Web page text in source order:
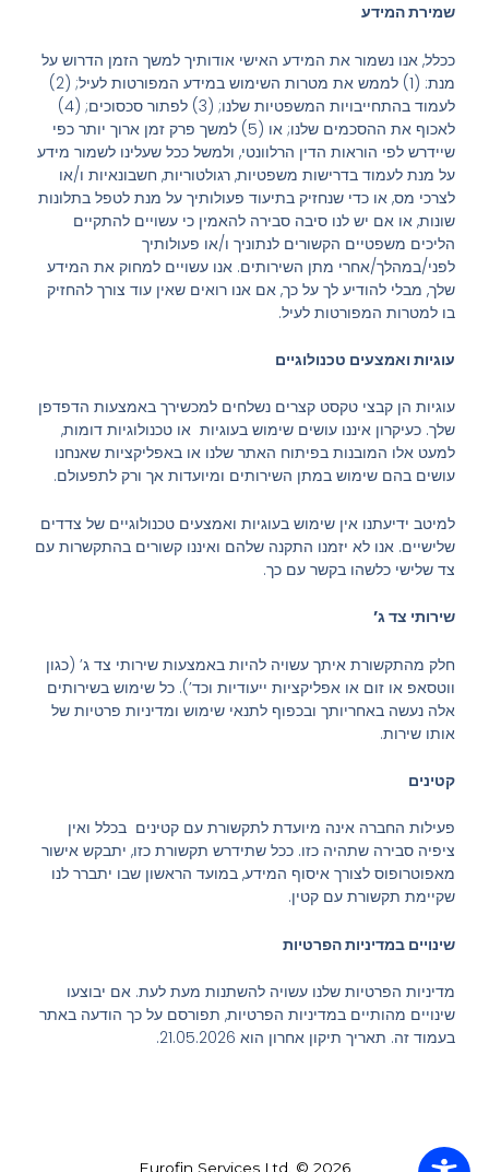
שמירת המידע
ככלל, אנו נשמור את המידע האישי אודותיך למשך הזמן הדרוש על
מנת: (1) לממש את מטרות השימוש במידע המפורטות לעיל; (2)
לעמוד בהתחייבויות המשפטיות שלנו; (3) לפתור סכסוכים; (4)
לאכוף את ההסכמים שלנו; או (5) למשך פרק זמן ארוך יותר כפי
שיידרש לפי הוראות הדין הרלוונטי, ולמשל ככל שעלינו לשמור מידע
על מנת לעמוד בדרישות משפטיות, רגולטוריות, חשבונאיות ו/או
לצרכי מס, או כדי שנחזיק בתיעוד פעולותיך על מנת לטפל בתלונות
שונות, או אם יש לנו סיבה סבירה להאמין כי עשויים להתקיים
הליכים משפטיים הקשורים לנתוניך ו/או פעולותיך
לפני/במהלך/אחרי מתן השירותים. אנו עשויים למחוק את המידע
שלך, מבלי להודיע לך על כך, אם אנו רואים שאין עוד צורך להחזיק
בו למטרות המפורטות לעיל.
עוגיות ואמצעים טכנולוגיים
עוגיות הן קבצי טקסט קצרים נשלחים למכשירך באמצעות הדפדפן
שלך. כעיקרון איננו עושים שימוש בעוגיות או טכנולוגיות דומות,
למעט אלו המובנות בפיתוח האתר שלנו או באפליקציות שאנחנו
עושים בהם שימוש במתן השירותים ומיועדות אך ורק לתפעולם.
למיטב ידיעתנו אין שימוש בעוגיות ואמצעים טכנולוגיים של צדדים
שלישיים. אנו לא יזמנו התקנה שלהם ואיננו קשורים בהתקשרות עם
צד שלישי כלשהו בקשר עם כך.
שירותי צד ג’
חלק מהתקשורת איתך עשויה להיות באמצעות שירותי צד ג’ (כגון
ווטסאפ או זום או אפליקציות ייעודיות וכד’). כל שימוש בשירותים
אלה נעשה באחריותך ובכפוף לתנאי שימוש ומדיניות פרטיות של
אותו שירות.
קטינים
פעילות החברה אינה מיועדת לתקשורת עם קטינים בכלל ואין
ציפיה סבירה שתהיה כזו. ככל שתידרש תקשורת כזו, יתבקש אישור
מאפוטרופוס לצורך איסוף המידע, במועד הראשון שבו יתברר לנו
שקיימת תקשורת עם קטין.
שינויים במדיניות הפרטיות
מדיניות הפרטיות שלנו עשויה להשתנות מעת לעת. אם יבוצעו
שינויים מהותיים במדיניות הפרטיות, תפורסם על כך הודעה באתר
בעמוד זה. תאריך תיקון אחרון הוא 21.05.2026.
Eurofin Services Ltd. © 2026